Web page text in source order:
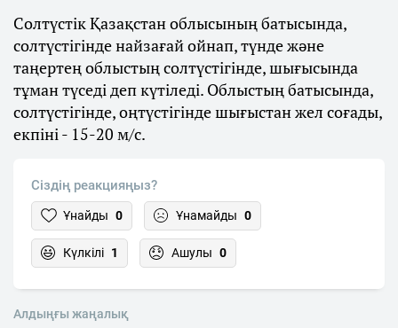
Солтүстік Қазақстан облысының батысында,
солтүстігінде найзағай ойнап, түнде және
таңертең облыстың солтүстігінде, шығысында
тұман түседі деп күтіледі. Облыстың батысында,
солтүстігінде, оңтүстігінде шығыстан жел соғады,
екпіні - 15-20 м/с.
Сіздің реакцияңыз?
Ұнайды 0 Ұнамайды 0
Күлкілі 1 Ашулы 0
Алдыңғы жаңалық